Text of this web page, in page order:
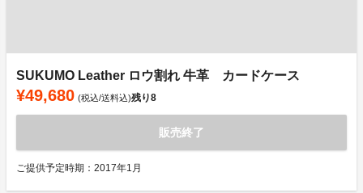
SUKUMO Leather ロウ割れ 牛革 カードケース
¥49,680 (税込/送料込)残り8
販売終了
ご提供予定時期：2017年1月